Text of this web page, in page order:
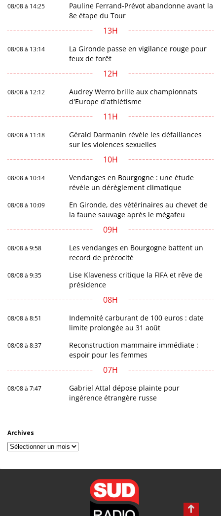
08/08 à 14:25
Pauline Ferrand-Prévot abandonne avant la
8e étape du Tour
13H
08/08 à 13:14
La Gironde passe en vigilance rouge pour
feux de forêt
12H
08/08 à 12:12
Audrey Werro brille aux championnats
d'Europe d'athlétisme
11H
08/08 à 11:18
Gérald Darmanin révèle les défaillances
sur les violences sexuelles
10H
08/08 à 10:14
Vendanges en Bourgogne : une étude
révèle un dérèglement climatique
08/08 à 10:09
En Gironde, des vétérinaires au chevet de
la faune sauvage après le mégafeu
09H
08/08 à 9:58
Les vendanges en Bourgogne battent un
record de précocité
08/08 à 9:35
Lise Klaveness critique la FIFA et rêve de
présidence
08H
08/08 à 8:51
Indemnité carburant de 100 euros : date
limite prolongée au 31 août
08/08 à 8:37
Reconstruction mammaire immédiate :
espoir pour les femmes
07H
08/08 à 7:47
Gabriel Attal dépose plainte pour
ingérence étrangère russe
Archives
Archives